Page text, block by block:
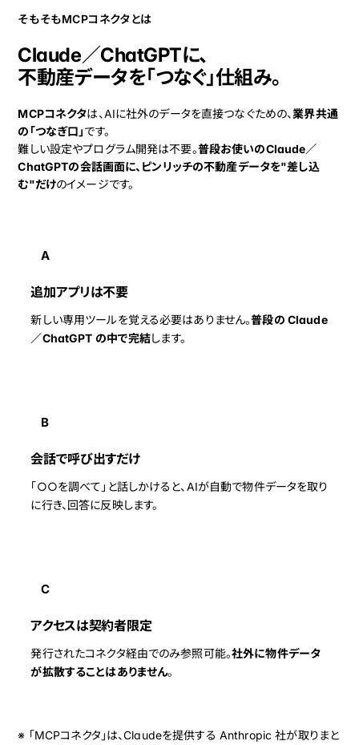
そもそもMCPコネクタとは
Claude／ChatGPTに、
不動産データを「つなぐ」仕組み。
MCPコネクタは、AIに社外のデータを直接つなぐための、業界共通
の「つなぎ口」です。
難しい設定やプログラム開発は不要。普段お使いのClaude／
ChatGPTの会話画面に、ピンリッチの不動産データを"差し込
む"だけのイメージです。
A
追加アプリは不要
新しい専用ツールを覚える必要はありません。普段の Claude
／ChatGPT の中で完結します。
B
会話で呼び出すだけ
「○○を調べて」と話しかけると、AIが自動で物件データを取り
に行き、回答に反映します。
C
アクセスは契約者限定
発行されたコネクタ経由でのみ参照可能。社外に物件データ
が拡散することはありません。
※ 「MCPコネクタ」は、Claudeを提供する Anthropic 社が取りまと